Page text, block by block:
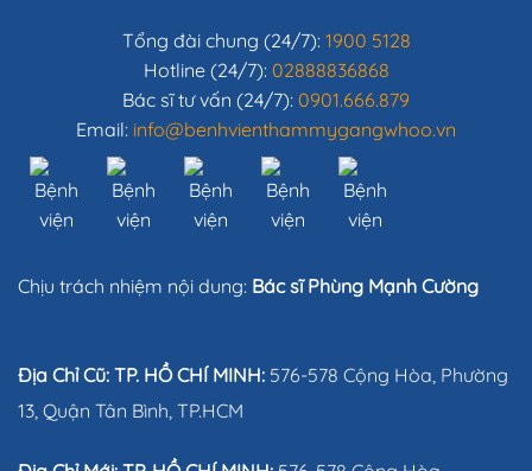
Tổng đài chung (24/7): 1900 5128
Hotline (24/7): 02888836868
Bác sĩ tư vấn (24/7): 0901.666.879
Email: info@benhvienthammygangwhoo.vn
Chịu trách nhiệm nội dung: Bác sĩ Phùng Mạnh Cường
Địa Chỉ Cũ: TP. HỒ CHÍ MINH: 576-578 Cộng Hòa, Phường
13, Quận Tân Bình, TP.HCM